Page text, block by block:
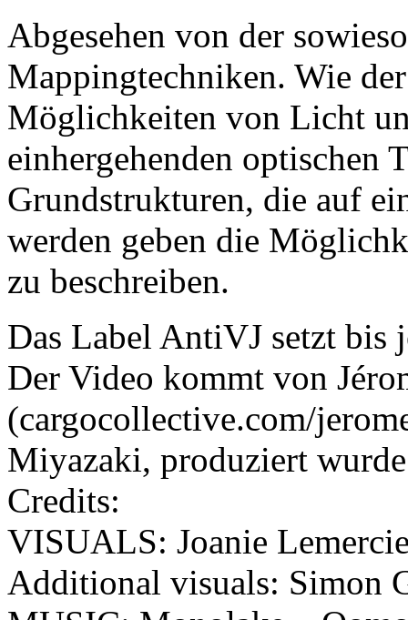
Abgesehen von der
Mappingtechniken. Wie
Möglichkeiten von Licht
einhergehenden optischen
Grundstrukturen, die auf
werden geben die
zu beschreiben.
Das Label AntiVJ setzt bis
Der Video kommt von
(cargocollective.com/
Miyazaki, produziert
Credits:
VISUALS: Joanie
Additional visuals: Simon